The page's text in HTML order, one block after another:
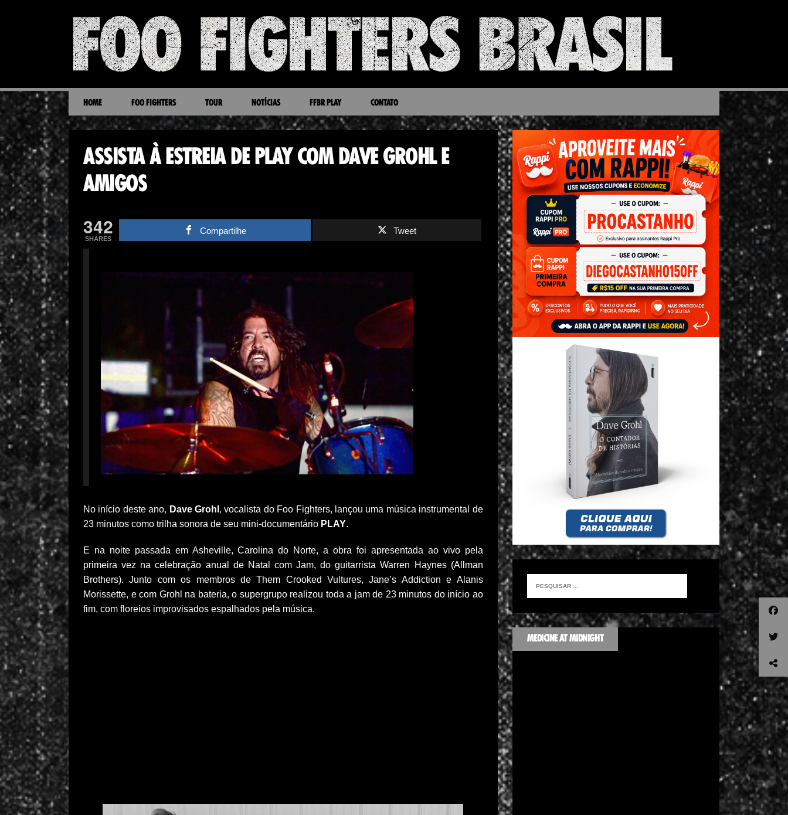
HOME FOO FIGHTERS TOUR NOTÍCIAS FFBR PLAY CONTATO
ASSISTA À ESTREIA DE PLAY COM DAVE GROHL E
AMIGOS
342
SHARES
Compartilhe Tweet
No início deste ano, Dave Grohl , vocalista do Foo Fighters, lançou uma música instrumental de
23 minutos como trilha sonora de seu mini-documentário PLAY.
E na noite passada em Asheville, Carolina do Norte, a obra foi apresentada ao vivo pela
primeira vez na celebração anual de Natal com Jam, do guitarrista Warren Haynes (Allman
Brothers). Junto com os membros de Them Crooked Vultures, Jane’s Addiction e Alanis
Morissette, e com Grohl na bateria, o supergrupo realizou toda a jam de 23 minutos do início ao
fim, com floreios improvisados ​​espalhados pela música.
MEDICINE AT MIDNIGHT